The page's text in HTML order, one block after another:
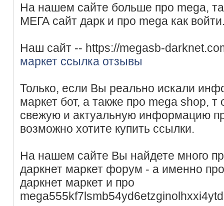
На нашем сайте больше про mega,
МЕГА сайт дарк и про mega как
Наш сайт -- https://megasb-
маркет ссылка отзывы
Только, если Вы реально искали
маркет бот, а также про mega shop,
свежую и актуальную информацию
возможно хотите купить ссылки.
На нашем сайте Вы найдете много
даркнет маркет форум - а именно
даркнет маркет и про